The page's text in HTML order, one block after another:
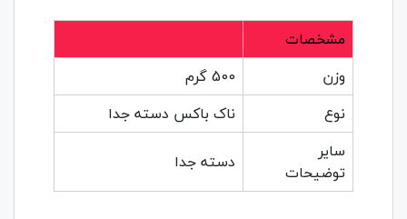
مشخصات
وزن
500 گرم
نوع
ناک باکس دسته جدا
سایر
توضیحات
دسته جدا